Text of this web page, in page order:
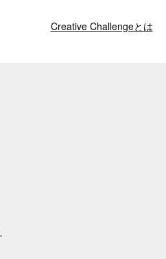
Creative Challengeとは